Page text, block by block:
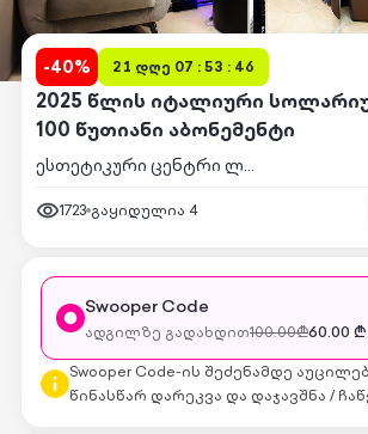
-40% 21 დღე 07 : 53 : 46
2025 წლის იტალიური
100 წუთიანი აბონემენტი
ესთეტიკური ცენტრი ლუარი
1723 გაყიდულია 4
Swooper Code
ადგილზე გადახდით100.00₾60.00 ₾
Swooper Code-ის შეძენამდე
წინასწარ დარეკვა და დაჯავშნა /